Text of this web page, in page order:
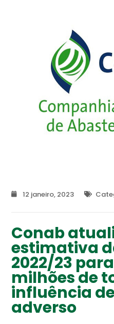
12 janeiro, 2023
Conab
estimativa
2022/23
milhões de
influência
adverso